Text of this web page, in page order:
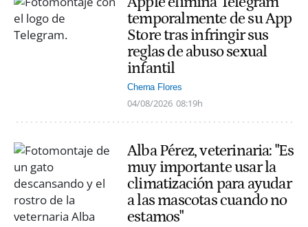
temporalmente de su App
Store tras infringir sus
reglas de abuso sexual
infantil
Chema Flores
04/08/2026 08:19h
Alba Pérez, veterinaria: "Es
muy importante usar la
climatización para ayudar
a las mascotas cuando no
estamos"